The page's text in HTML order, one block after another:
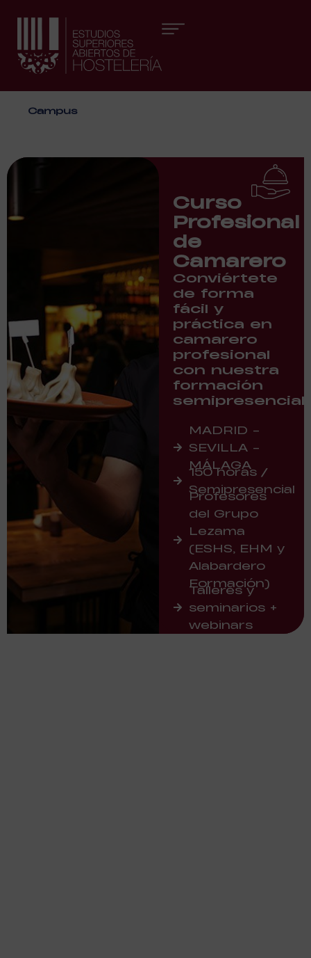
Campus
Curso
Profesional
de
Camarero
Conviértete
de forma
fácil y
práctica en
camarero
profesional
con nuestra
formación
semipresencial
MADRID -
SEVILLA -
MÁLAGA
150 horas /
Semipresencial
Profesores
del Grupo
Lezama
(ESHS, EHM y
Alabardero
Formación)
Talleres y
seminarios +
webinars